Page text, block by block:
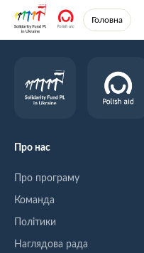
Головна
Про нас
Про програму
Команда
Політики
Наглядова рада